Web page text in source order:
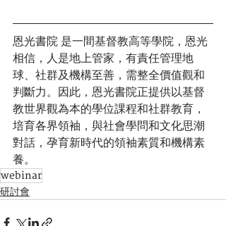
恩光書院 是一間基督教高等學院，恩光
相信，人是地上管家，有責任管理地
球、社群及機構至善，需整全價值觀和
判斷力。因此，恩光書院正提供以基督
教世界觀為本的學位課程和社群教育，
培育各界領袖，與社會學問和文化思潮
對話，孕育新時代的領袖素質和機構素
養。
webinar
研討會